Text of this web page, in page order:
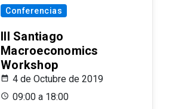
Conferencias
III Santiago
Macroeconomics
Workshop
4 de Octubre de 2019
09:00 a 18:00